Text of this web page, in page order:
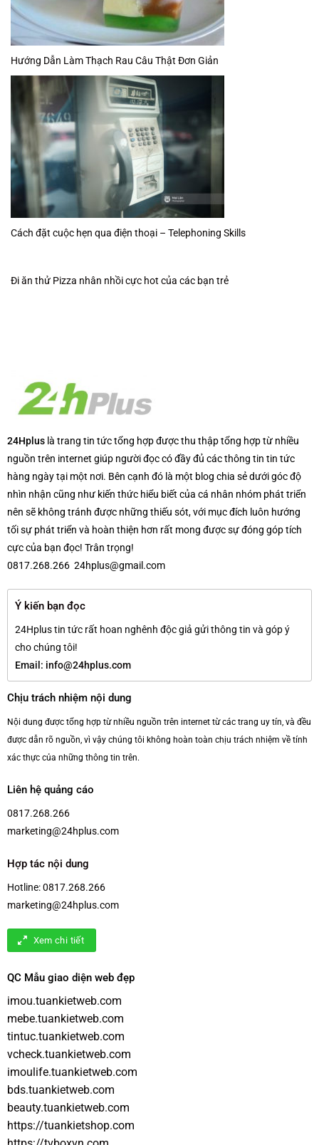
Hướng Dẫn Làm Thạch Rau Câu Thật Đơn Giản
Cách đặt cuộc hẹn qua điện thoại – Telephoning Skills
Đi ăn thử Pizza nhân nhồi cực hot của các bạn trẻ
24Hplus là trang tin tức tổng hợp được thu thập tổng hợp từ nhiều
nguồn trên internet giúp người đọc có đầy đủ các thông tin tin tức
hàng ngày tại một nơi. Bên cạnh đó là một blog chia sẻ dưới góc độ
nhìn nhận cũng như kiến thức hiểu biết của cá nhân nhóm phát triển
nên sẽ không tránh được những thiếu sót, với mục đích luôn hướng
tối sự phát triển và hoàn thiện hơn rất mong được sự đóng góp tích
cực của bạn đọc! Trân trọng!
0817.268.266 24hplus@gmail.com
Ý kiến bạn đọc
24Hplus tin tức rất hoan nghênh độc giả gửi thông tin và góp ý
cho chúng tôi!
Email: info@24hplus.com
Chịu trách nhiệm nội dung
Nội dung được tổng hợp từ nhiều nguồn trên internet từ các trang uy tín, và đều
được dẫn rõ nguồn, vì vậy chúng tôi không hoàn toàn chịu trách nhiệm về tính
xác thực của những thông tin trên.
Liên hệ quảng cáo
0817.268.266
marketing@24hplus.com
Hợp tác nội dung
Hotline:0817.268.266
marketing@24hplus.com
Xem chi tiết
QC Mẫu giao diện web đẹp
imou.tuankietweb.com
mebe.tuankietweb.com
tintuc.tuankietweb.com
vcheck.tuankietweb.com
imoulife.tuankietweb.com
bds.tuankietweb.com
beauty.tuankietweb.com
https://tuankietshop.com